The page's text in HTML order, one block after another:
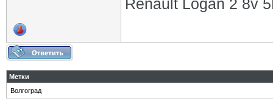
Renault Logan 2 8v
Метки
Волгоград